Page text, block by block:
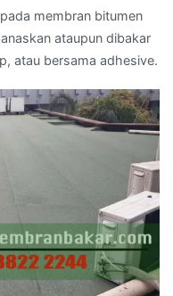
membran bitumen
ataupun dibakar
atau bersama adhesive.